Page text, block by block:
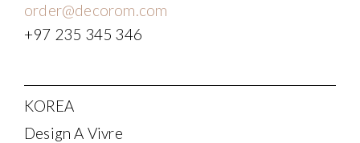
order@decorom.com
+97 235 345 346
KOREA
Design A Vivre